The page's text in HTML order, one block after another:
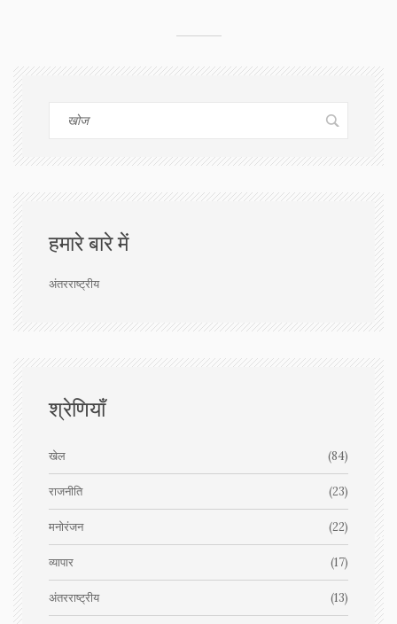
हमारे बारे में
अंतरराष्ट्रीय
श्रेणियाँ
खेल (84)
राजनीति (23)
मनोरंजन (22)
व्यापार (17)
अंतरराष्ट्रीय (13)